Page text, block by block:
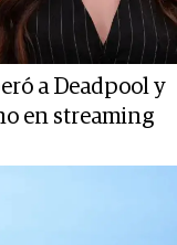
a Deadpool y
en streaming